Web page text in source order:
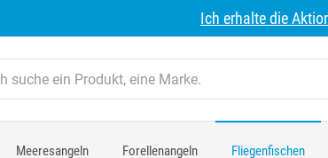
Ich erhalte die
Meeresangeln Forellenangeln Fliegenfischen